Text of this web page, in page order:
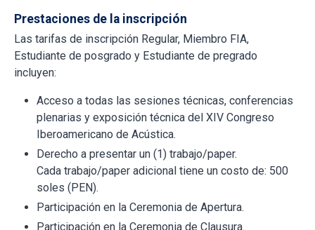
Prestaciones de la inscripción
Las tarifas de inscripción Regular, Miembro FIA,
Estudiante de posgrado y Estudiante de pregrado
incluyen:
Acceso a todas las sesiones técnicas, conferencias
plenarias y exposición técnica del XIV Congreso
Iberoamericano de Acústica.
Derecho a presentar un (1) trabajo/paper.
Cada trabajo/paper adicional tiene un costo de: 500
soles (PEN).
Participación en la Ceremonia de Apertura.
Participación en la Ceremonia de Clausura.